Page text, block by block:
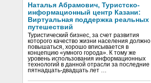
Наталья Абрамович, Туристско-
информационный центр Казани:
Виртуальная поддержка реальных
путешествий
Туристический бизнес, за счет развития
которого качество жизни населения должно
повышаться, хорошо вписывается в
концепцию «умного города». К тому же
уровень использования информационных
технологий в данной отрасли за последние
пятнадцать-двадцать лет …